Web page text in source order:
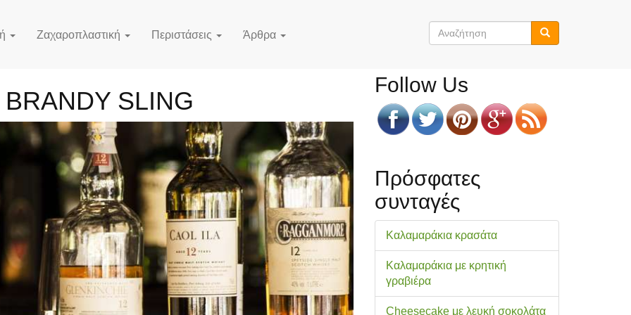
Ζαχαροπλαστική Περιστάσεις Άρθρα
Φόρμα
BRANDY SLING
Follow Us
Πρόσφατες
συνταγές
Καλαμαράκια κρασάτα
Καλαμαράκια με κρητική
γραβιέρα
Cheesecake με λευκή σοκολάτα